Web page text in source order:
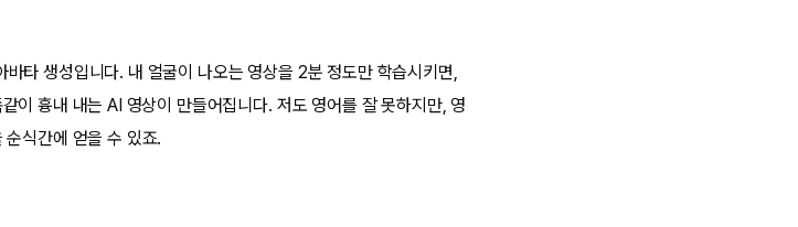
타 생성입니다. 내 얼굴이 나오는 영상을 2분 정도만 학습시키면,
이 흉내 내는 AI 영상이 만들어집니다. 저도 영어를 잘 못하지만, 영
식간에 얻을 수 있죠.